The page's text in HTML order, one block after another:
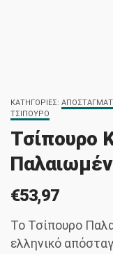
ΚΑΤΗΓΟΡΊΕΣ:
ΤΣΊΠΟΥΡΟ
Τσίπουρο
€53,97
Το Τσίπουρο
ελληνικό